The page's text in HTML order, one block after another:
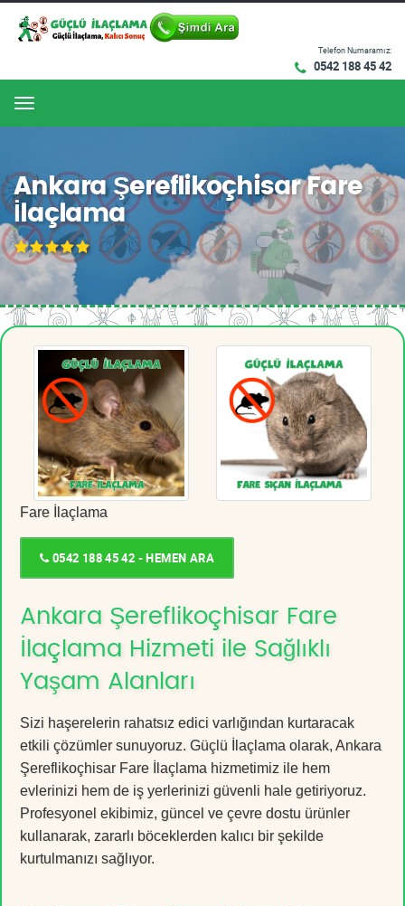
Telefon Numaramız:
0542 188 45 42
Menu
Ankara Şereflikoçhisar Fare
İlaçlama
Fare İlaçlama
0542 188 45 42 - HEMEN ARA
Ankara Şereflikoçhisar Fare
İlaçlama Hizmeti ile Sağlıklı
Yaşam Alanları
Sizi haşerelerin rahatsız edici varlığından kurtaracak
etkili çözümler sunuyoruz. Güçlü İlaçlama olarak, Ankara
Şereflikoçhisar Fare İlaçlama hizmetimiz ile hem
evlerinizi hem de iş yerlerinizi güvenli hale getiriyoruz.
Profesyonel ekibimiz, güncel ve çevre dostu ürünler
kullanarak, zararlı böceklerden kalıcı bir şekilde
kurtulmanızı sağlıyor.